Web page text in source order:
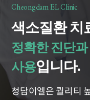
Cheongdam EL Clinic
색소질환 치
정확한 진단
사용입니다.
청담이엘은 퀄리티